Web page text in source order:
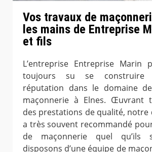
Vos travaux de
les mains de Entreprise
et fils
L’entreprise Entreprise
toujours su se construire
réputation dans le domaine
maçonnerie à Elnes. Œuvrant
des prestations de qualité, notre
a très souvent recommandé
de maçonnerie quel qu’ils
disposons d’une équipe de